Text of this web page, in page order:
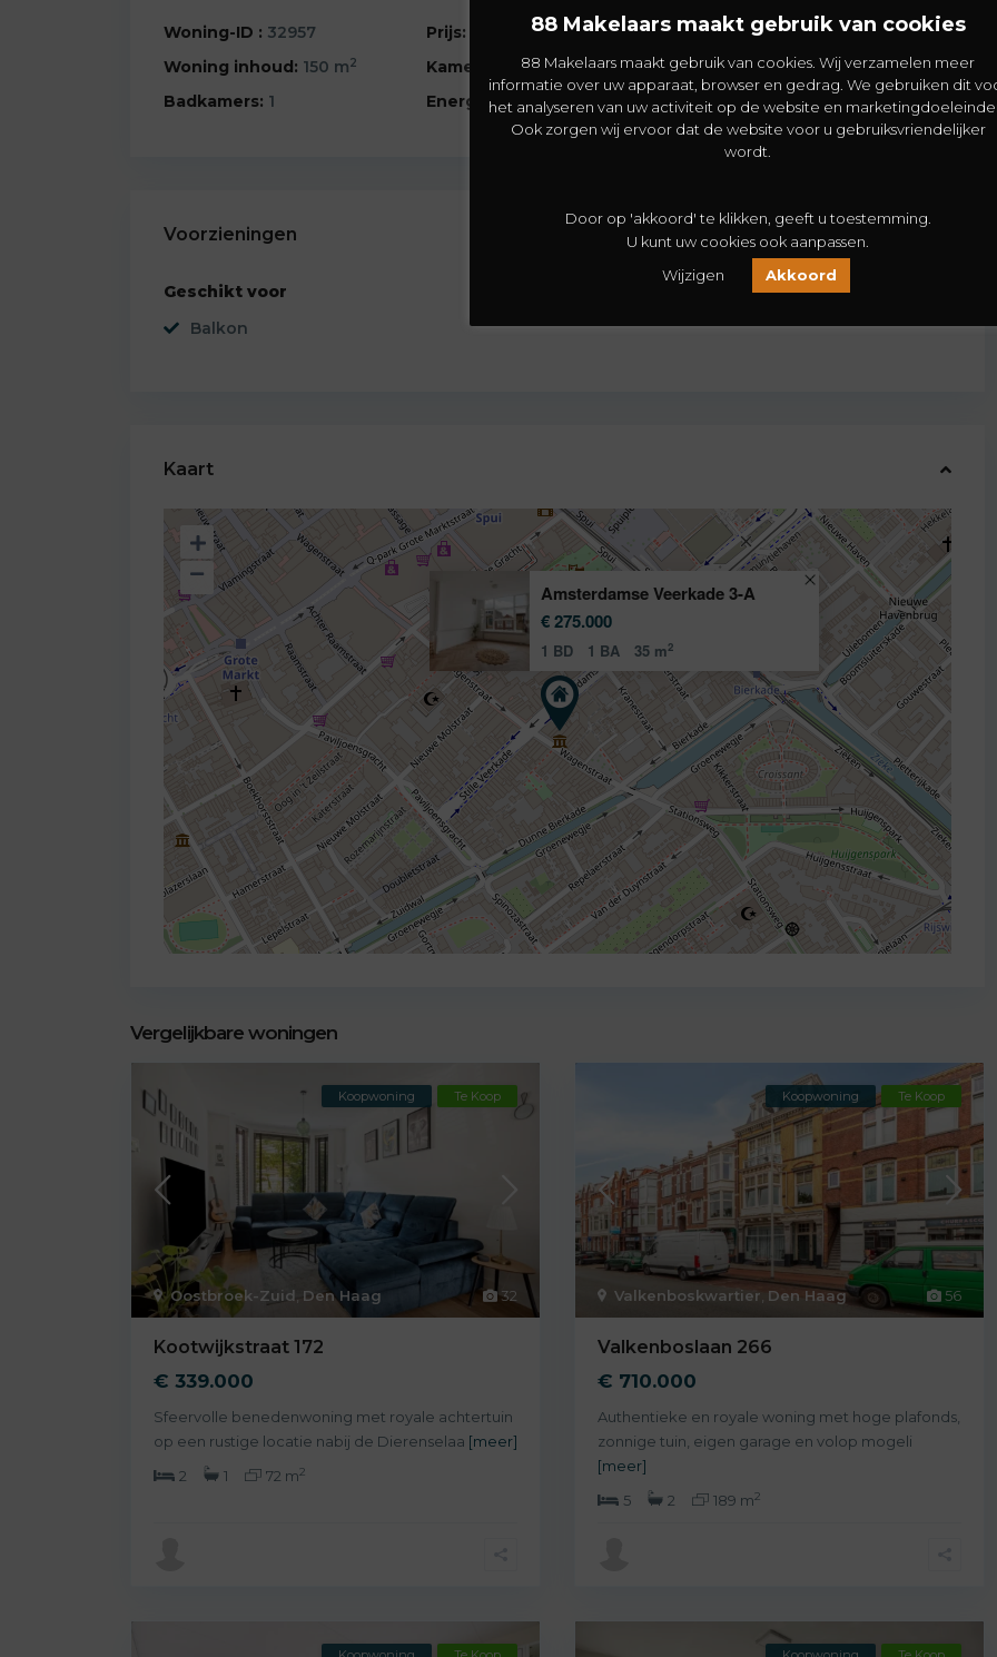
Woning-ID : 32957 Prijs: € 275.000 Woning grootte:35 m2
Woning inhoud: 150 m2 Kamers: Slaapkamers:1
Badkamers: 1 Energieklasse:A
Voorzieningen
Geschikt voor
Balkon
Kaart
Amsterdamse Veerkade 3-A
€ 275.000
1 BD 1 BA 35 m2
Vergelijkbare woningen
32
Oostbroek-Zuid, Den Haag
Koopwoning Te Koop
Kootwijkstraat 172
€ 339.000
Sfeervolle benedenwoning met royale achtertuin
op een rustige locatie nabij de Dierenselaa [meer]
2
1 72 m2
56
Valkenboskwartier, Den Haag
Koopwoning Te Koop
Valkenboslaan 266
€ 710.000
Authentieke en royale woning met hoge plafonds,
zonnige tuin, eigen garage en volop mogeli
[meer]
5
2 189 m2
88 Makelaars maakt gebruik van cookies
88 Makelaars maakt gebruik van cookies. Wij verzamelen meer
informatie over uw apparaat, browser en gedrag. We gebruiken dit
het analyseren van uw activiteit op de website en
Ook zorgen wij ervoor dat de website voor u gebruiksvriendelijker
wordt.
Door op 'akkoord' te klikken, geeft u toestemming.
U kunt uw cookies ook aanpassen.
Wijzigen
Akkoord